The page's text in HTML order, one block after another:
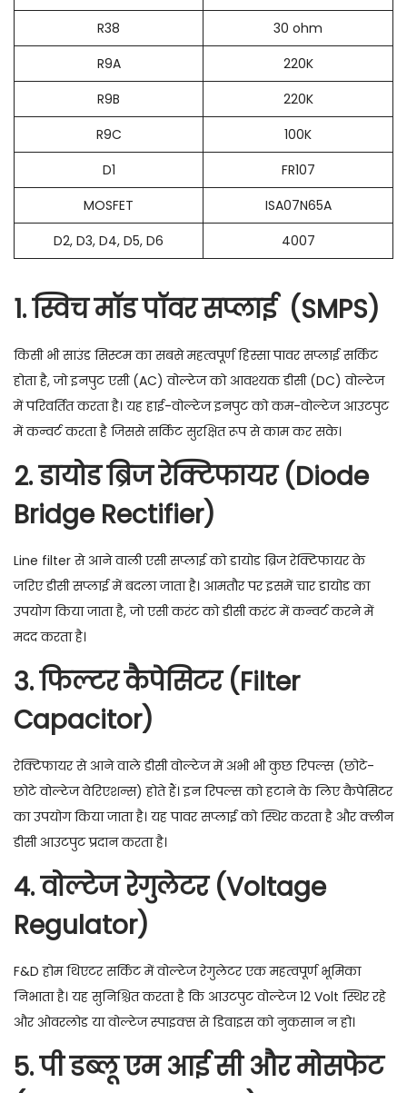
R38
30 ohm
R9A
220K
R9B
220K
R9C
100K
D1
FR107
MOSFET
ISA07N65A
D2, D3, D4, D5, D6
4007
1. स्विच मॉड पॉवर सप्लाई (SMPS)
किसी भी साउंड सिस्टम का सबसे महत्वपूर्ण हिस्सा पावर सप्लाई सर्किट
होता है, जो इनपुट एसी (AC) वोल्टेज को आवश्यक डीसी (DC) वोल्टेज
में परिवर्तित करता है। यह हाई-वोल्टेज इनपुट को कम-वोल्टेज आउटपुट
में कन्वर्ट करता है जिससे सर्किट सुरक्षित रूप से काम कर सके।
2. डायोड ब्रिज रेक्टिफायर (Diode
Bridge Rectifier)
Line filter से आने वाली एसी सप्लाई को डायोड ब्रिज रेक्टिफायर के
जरिए डीसी सप्लाई में बदला जाता है। आमतौर पर इसमें चार डायोड का
उपयोग किया जाता है, जो एसी करंट को डीसी करंट में कन्वर्ट करने में
मदद करता है।
3. फिल्टर कैपेसिटर (Filter
Capacitor)
रेक्टिफायर से आने वाले डीसी वोल्टेज में अभी भी कुछ रिपल्स (छोटे-
छोटे वोल्टेज वेरिएशन्स) होते हैं। इन रिपल्स को हटाने के लिए कैपेसिटर
का उपयोग किया जाता है। यह पावर सप्लाई को स्थिर करता है और क्लीन
डीसी आउटपुट प्रदान करता है।
4. वोल्टेज रेगुलेटर (Voltage
Regulator)
F&D होम थिएटर सर्किट में वोल्टेज रेगुलेटर एक महत्वपूर्ण भूमिका
निभाता है। यह सुनिश्चित करता है कि आउटपुट वोल्टेज 12 Volt स्थिर रहे
और ओवरलोड या वोल्टेज स्पाइक्स से डिवाइस को नुकसान न हो।
5. पी डब्लू एम आई सी और मोसफेट